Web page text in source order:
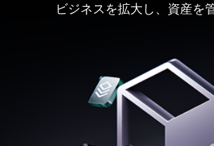
ビジネスを拡大し、資産を